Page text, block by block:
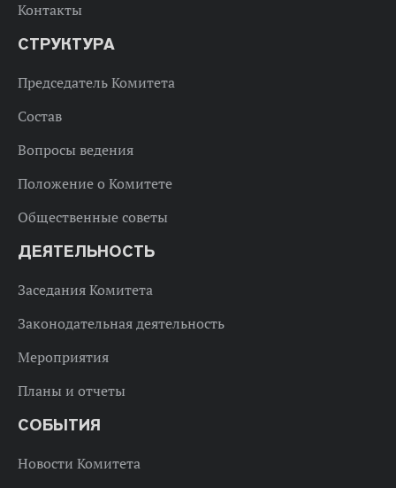
Контакты
СТРУКТУРА
Председатель Комитета
Состав
Вопросы ведения
Положение о Комитете
Общественные советы
ДЕЯТЕЛЬНОСТЬ
Заседания Комитета
Законодательная деятельность
Мероприятия
Планы и отчеты
СОБЫТИЯ
Новости Комитета